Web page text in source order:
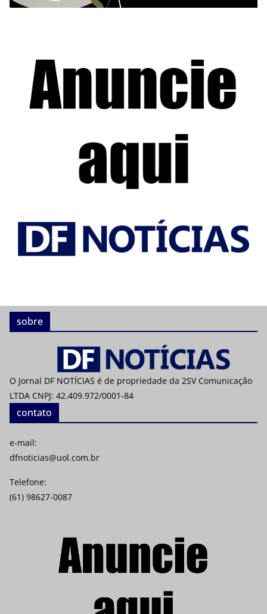
sobre
O Jornal DF NOTÍCIAS é de propriedade da 2SV Comunicação
LTDA CNPJ: 42.409.972/0001-84
contato
e-mail:
dfnoticias@uol.com.br
Telefone:
(61) 98627-0087